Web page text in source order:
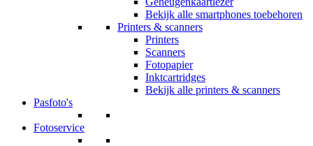
Bekijk alle smartphones toebehoren
Printers & scanners
Printers
Scanners
Fotopapier
Inktcartridges
Bekijk alle printers & scanners
Pasfoto's
Fotoservice